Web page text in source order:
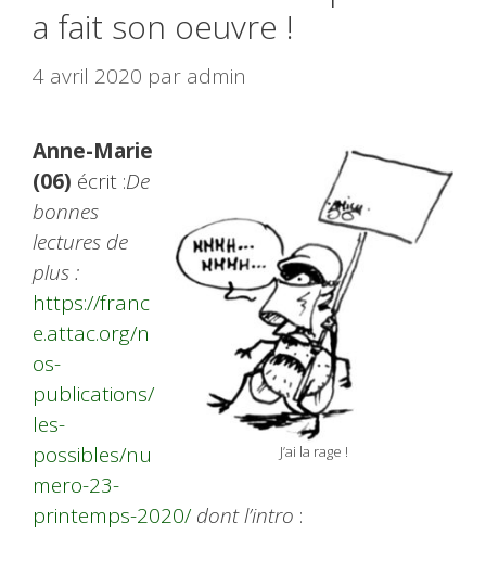
a fait son oeuvre !
4 avril 2020 par admin
J’ai la rage !
Anne-Marie
(06) écrit :De
bonnes
lectures de
plus :
https://franc
e.attac.org/n
os-
publications/
les-
possibles/nu
mero-23-
printemps-2020/ dont l’intro :